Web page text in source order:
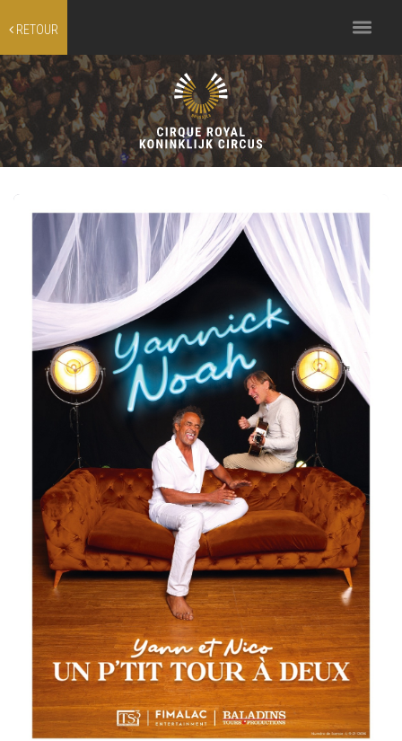
RETOUR
Toggle
navigation